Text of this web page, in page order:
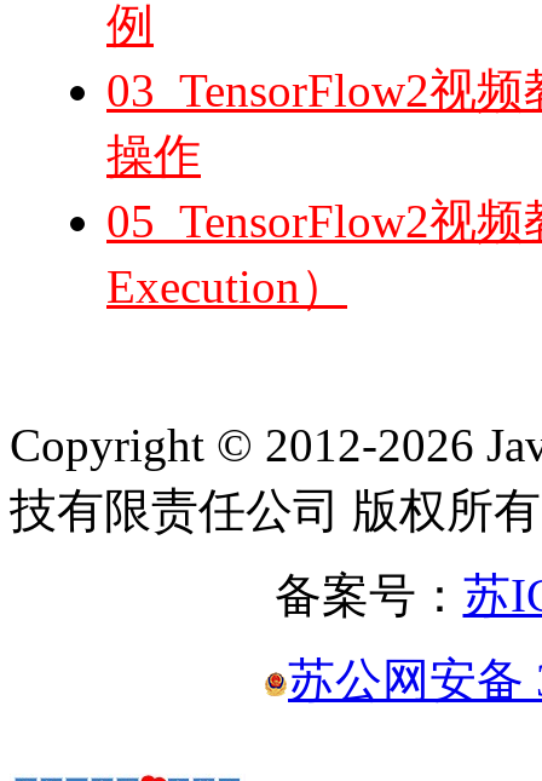
例
03_TensorFlow2视
操作
05_TensorFlow2视
Execution）
Copyright © 2012-2026
技有限责任公司 版权所有
备案号： 苏
苏公网安备